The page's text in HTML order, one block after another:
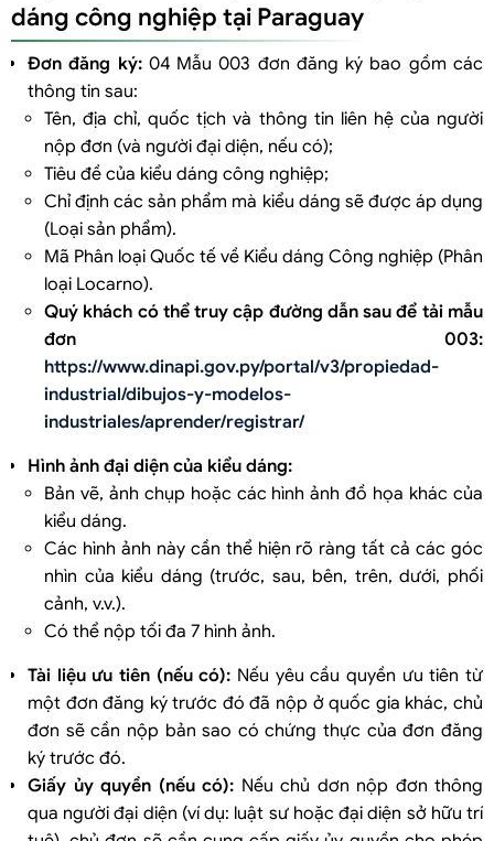
dáng công nghiệp tại Paraguay
Đơn đăng ký:04 Mẫu 003 đơn đăng ký bao gồm các
thông tin sau:
Tên, địa chỉ, quốc tịch và thông tin liên hệ của người
nộp đơn (và người đại diện, nếu có);
Tiêu đề của kiểu dáng công nghiệp;
Chỉ định các sản phẩm mà kiểu dáng sẽ được áp dụng
(Loại sản phẩm).
Mã Phân loại Quốc tế về Kiểu dáng Công nghiệp (Phân
loại Locarno).
Quý khách có thể truy cập đường dẫn sau để tải mẫu
đơn 003:
https://www.dinapi.gov.py/portal/v3/propiedad-
industrial/dibujos-y-modelos-
industriales/aprender/registrar/
Hình ảnh đại diện của kiểu dáng:
Bản vẽ, ảnh chụp hoặc các hình ảnh đồ họa khác của
kiểu dáng.
Các hình ảnh này cần thể hiện rõ ràng tất cả các góc
nhìn của kiểu dáng (trước, sau, bên, trên, dưới, phối
cảnh, v.v.).
Có thể nộp tối đa 7 hình ảnh.
Tài liệu ưu tiên (nếu có): Nếu yêu cầu quyền ưu tiên từ
một đơn đăng ký trước đó đã nộp ở quốc gia khác, chủ
đơn sẽ cần nộp bản sao có chứng thực của đơn đăng
ký trước đó.
Giấy ủy quyền (nếu có): Nếu chủ dơn nộp đơn thông
qua người đại diện (ví dụ: luật sư hoặc đại diện sở hữu trí